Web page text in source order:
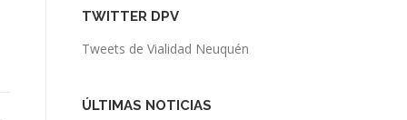
TWITTER DPV
Tweets de Vialidad Neuquén
ÚLTIMAS NOTICIAS